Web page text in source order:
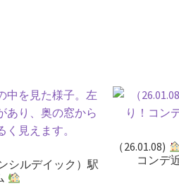
シルデイック）駅
（26.01.08)
コンデ